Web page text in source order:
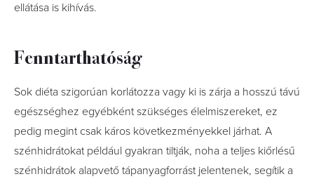
ellátása is kihívás.
Fenntarthatóság
Sok diéta szigorúan korlátozza vagy ki is zárja a hosszú távú
egészséghez egyébként szükséges élelmiszereket, ez
pedig megint csak káros következményekkel járhat. A
szénhidrátokat például gyakran tiltják, noha a teljes kiőrlésű
szénhidrátok alapvető tápanyagforrást jelentenek, segítik a